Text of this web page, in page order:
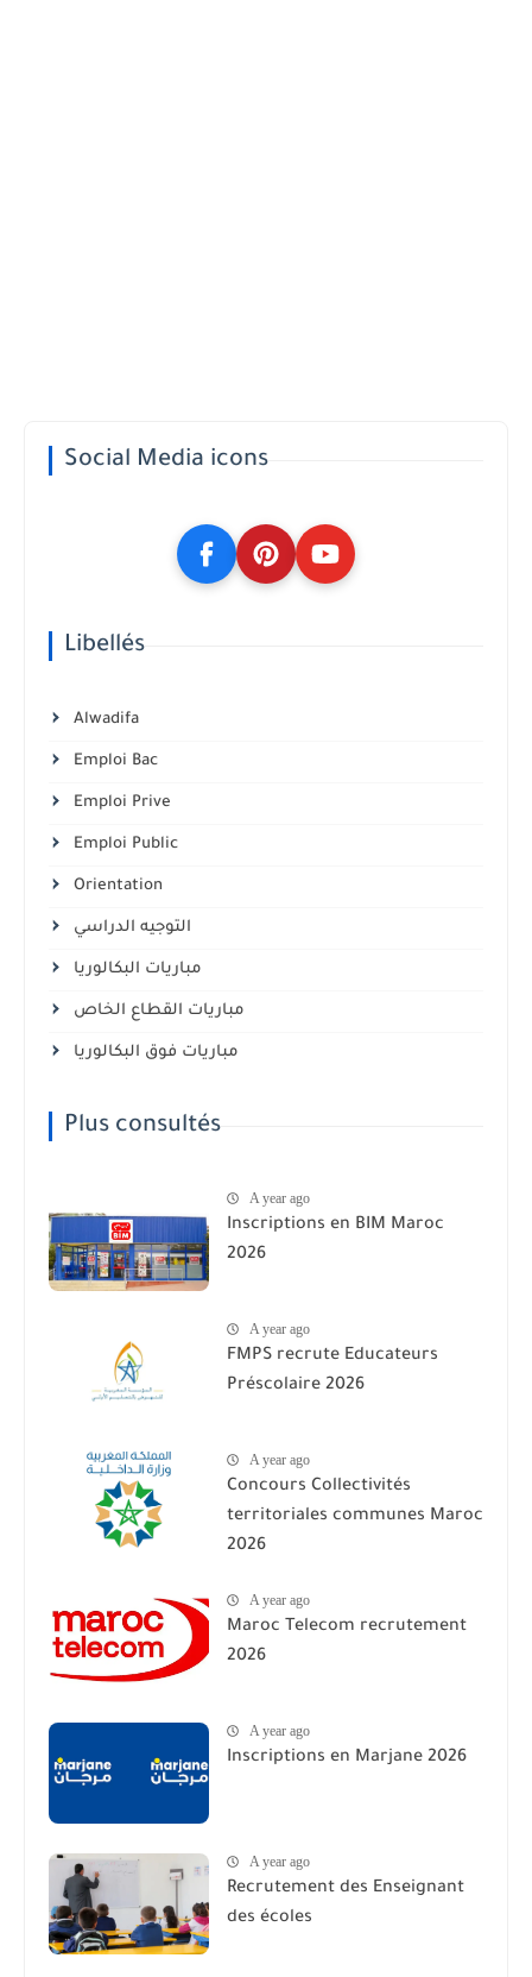
Social Media icons
Libellés
Alwadifa
Emploi Bac
Emploi Prive
Emploi Public
Orientation
التوجيه الدراسي
مباريات البكالوريا
مباريات القطاع الخاص
مباريات فوق البكالوريا
Plus consultés
A year ago
Inscriptions en BIM Maroc
2026
A year ago
FMPS recrute Educateurs
Préscolaire 2026
A year ago
Concours Collectivités
territoriales communes Maroc
2026
A year ago
Maroc Telecom recrutement
2026
A year ago
Inscriptions en Marjane 2026
A year ago
Recrutement des Enseignant
des écoles